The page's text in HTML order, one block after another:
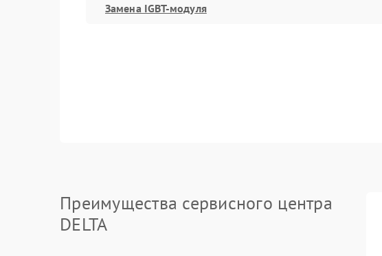
Замена IGBT-модуля
Преимущества сервисного центра
DELTA